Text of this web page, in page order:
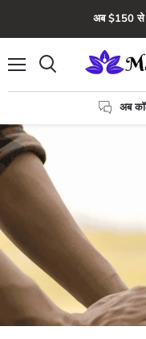
अब $150 से
अब